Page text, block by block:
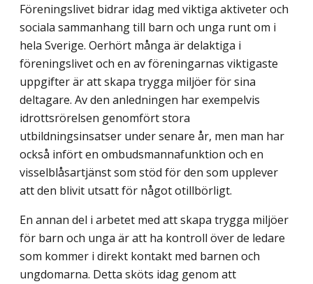
Föreningslivet bidrar idag med viktiga aktiveter och
sociala sammanhang till barn och unga runt om i
hela Sverige. Oerhört många är delaktiga i
föreningslivet och en av föreningarnas viktigaste
uppgifter är att skapa trygga miljöer för sina
deltagare. Av den anledningen har exempelvis
idrottsrörelsen genomfört stora
utbildningsinsatser under senare år, men man har
också infört en ombudsmannafunktion och en
visselblåsartjänst som stöd för den som upplever
att den blivit utsatt för något otillbörligt.
En annan del i arbetet med att skapa trygga miljöer
för barn och unga är att ha kontroll över de ledare
som kommer i direkt kontakt med barnen och
ungdomarna. Detta sköts idag genom att